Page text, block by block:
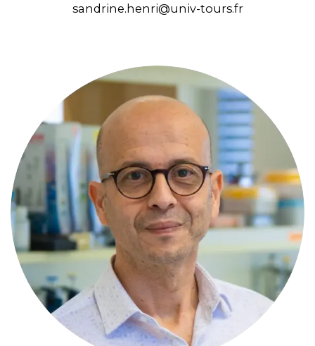
sandrine.henri@univ-tours.fr